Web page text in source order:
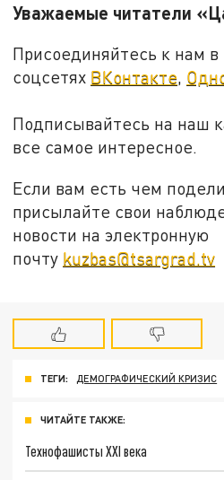
Уважаемые читатели
Присоединяйтесь к нам в
соцсетях ВКонтакте,
Подписывайтесь на наш
все самое интересное.
Если вам есть чем
присылайте свои
новости на электронную
почту kuzbas@tsargrad.tv
ТЕГИ: ДЕМОГРАФИЧЕСКИЙ КРИЗИС
ЧИТАЙТЕ ТАКЖЕ:
Технофашисты XXI века